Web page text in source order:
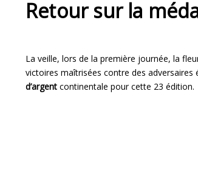
Retour sur la
La veille, lors de la première journée, la
victoires maîtrisées contre des adversaires
d’argent continentale pour cette 23 édition.